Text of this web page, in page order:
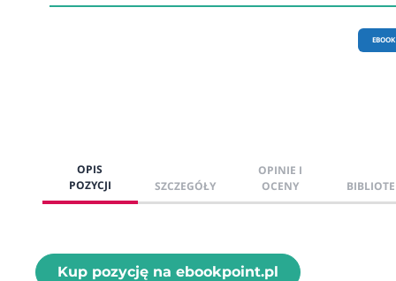
EBOOK
OPIS
POZYCJI
SZCZEGÓŁY
OPINIE I
OCENY
Kup pozycję na ebookpoint.pl